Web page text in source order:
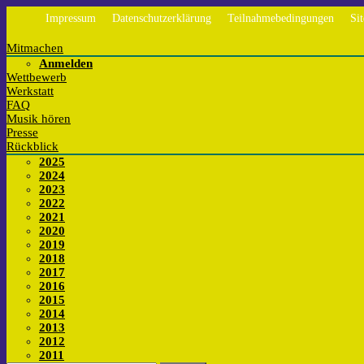
Impressum Datenschutzerklärung Teilnahmebedingungen
Mitmachen
Anmelden
Wettbewerb
Werkstatt
FAQ
Musik hören
Presse
Rückblick
2025
2024
2023
2022
2021
2020
2019
2018
2017
2016
2015
2014
2013
2012
2011